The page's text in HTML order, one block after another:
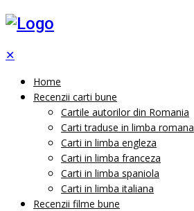
✕
Home
Recenzii carti bune
Cartile autorilor din Romania
Carti traduse in limba romana
Carti in limba engleza
Carti in limba franceza
Carti in limba spaniola
Carti in limba italiana
Recenzii filme bune